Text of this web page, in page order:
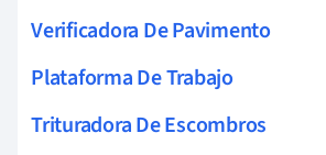
Verificadora De Pavimento
Plataforma De Trabajo
Trituradora De Escombros